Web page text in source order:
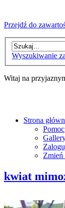
Przejdź do
Wyszukiwanie
Witaj na
Strona
Pomoc
Zmień
kwiat